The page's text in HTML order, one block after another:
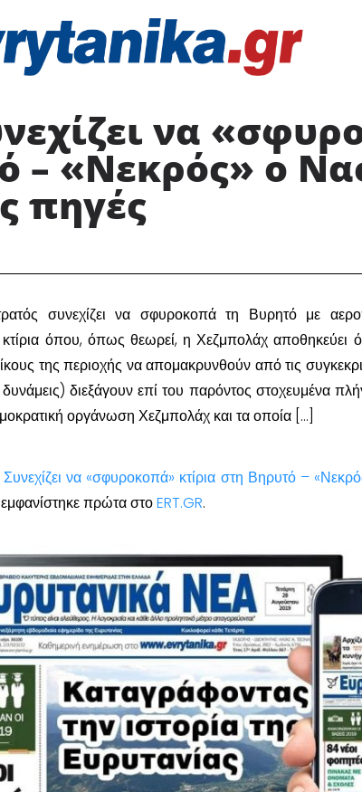
να
– «Νεκρός» ο
πηγές
συνεχίζει να σφυροκοπά τη Βυρητό με
κτίρια όπου, όπως θεωρεί, η Χεζμπολάχ αποθηκεύει
της περιοχής να απομακρυνθούν από τις
δυνάμεις) διεξάγουν επί του παρόντος στοχευμένα
οργάνωση Χεζμπολάχ και τα οποία […]
Συνεχίζει να «σφυροκοπά» κτίρια στη Βηρυτό –
εμφανίστηκε πρώτα στοERT.GR.